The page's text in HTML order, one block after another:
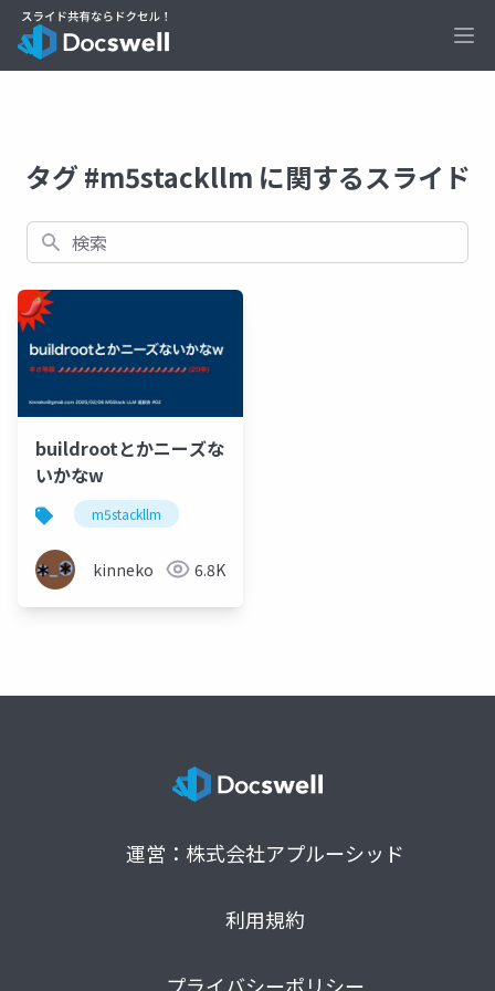
タグ #m5stackllm に関するスライド
検索
buildrootとかニーズな
いかなw
m5stackllm
kinneko 6.8K
運営：株式会社アプルーシッド
利用規約
プライバシーポリシー